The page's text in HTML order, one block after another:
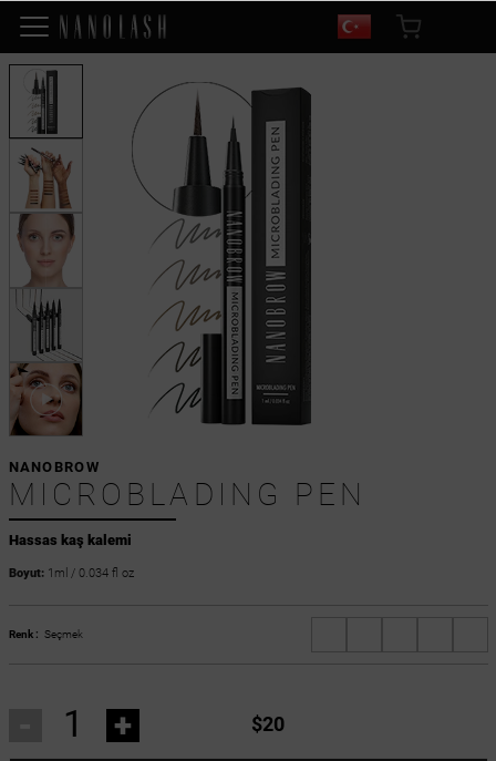
Hassas kaş kalemi
NANOBROW
MICROBLADING PEN
Boyut:1ml / 0.034 fl oz
Renk : Seçmek
+ $20